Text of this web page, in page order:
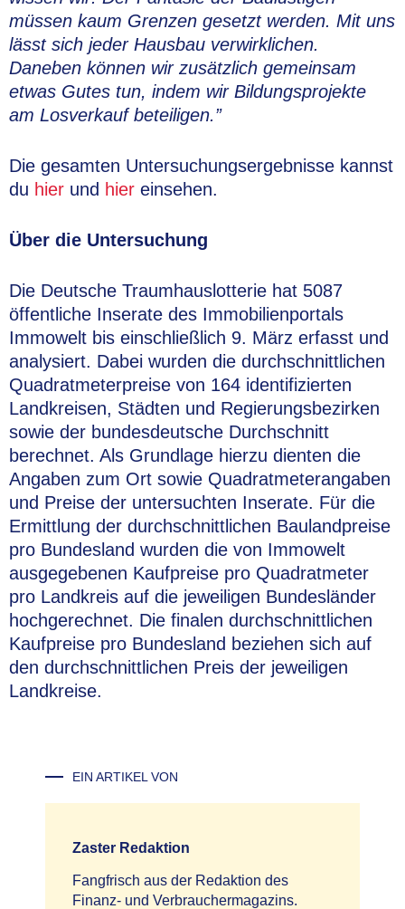
müssen kaum Grenzen gesetzt werden. Mit uns
lässt sich jeder Hausbau verwirklichen.
Daneben können wir zusätzlich gemeinsam
etwas Gutes tun, indem wir Bildungsprojekte
am Losverkauf beteiligen.”
Die gesamten Untersuchungsergebnisse kannst
du hier und hier einsehen.
Über die Untersuchung
Die Deutsche Traumhauslotterie hat 5087
öffentliche Inserate des Immobilienportals
Immowelt bis einschließlich 9. März erfasst und
analysiert. Dabei wurden die durchschnittlichen
Quadratmeterpreise von 164 identifizierten
Landkreisen, Städten und Regierungsbezirken
sowie der bundesdeutsche Durchschnitt
berechnet. Als Grundlage hierzu dienten die
Angaben zum Ort sowie Quadratmeterangaben
und Preise der untersuchten Inserate. Für die
Ermittlung der durchschnittlichen Baulandpreise
pro Bundesland wurden die von Immowelt
ausgegebenen Kaufpreise pro Quadratmeter
pro Landkreis auf die jeweiligen Bundesländer
hochgerechnet. Die finalen durchschnittlichen
Kaufpreise pro Bundesland beziehen sich auf
den durchschnittlichen Preis der jeweiligen
Landkreise.
EIN ARTIKEL VON
Zaster Redaktion
Fangfrisch aus der Redaktion des
Finanz- und Verbrauchermagazins.